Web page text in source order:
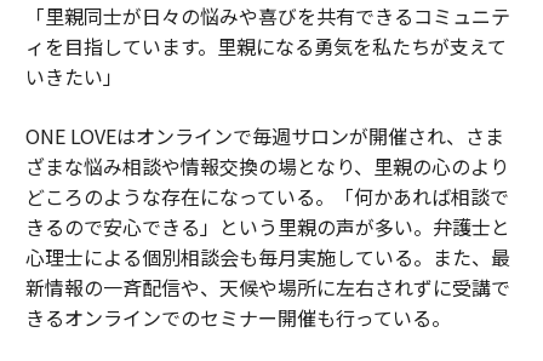
「里親同士が日々の悩みや喜びを共有できるコミュニテ
ィを目指しています。里親になる勇気を私たちが支えて
いきたい」
ONE LOVEはオンラインで毎週サロンが開催され、さま
ざまな悩み相談や情報交換の場となり、里親の心のより
どころのような存在になっている。「何かあれば相談で
きるので安心できる」という里親の声が多い。弁護士と
心理士による個別相談会も毎月実施している。また、最
新情報の一斉配信や、天候や場所に左右されずに受講で
きるオンラインでのセミナー開催も行っている。